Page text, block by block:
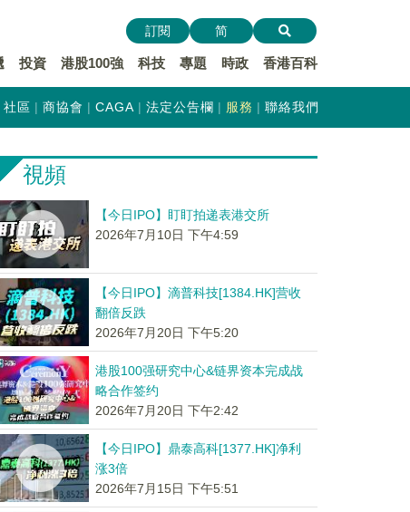
投資 港股100強 科技 專題 時政 香港百科
訂閱 简
社區 商協會 CAGA 法定公告欄 服務 聯絡我們
視頻
【今日IPO】盯盯拍递表港交所
2026年7月10日 下午4:59
【今日IPO】滴普科技[1384.HK]营收
翻倍反跌
2026年7月20日 下午5:20
港股100强研究中心&链界资本完成战
略合作签约
2026年7月20日 下午2:42
【今日IPO】鼎泰高科[1377.HK]净利
涨3倍
2026年7月15日 下午5:51